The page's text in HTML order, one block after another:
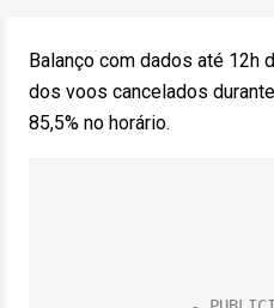
Balanço com dados até 12h
dos voos cancelados
85,5% no horário.